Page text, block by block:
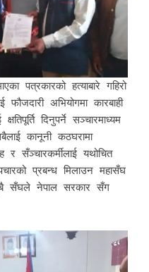
पत्रकारको हत्याबारे गहिरो
अभियोगमा कारबाही
दिनुपर्ने सञ्चारमाध्यम
कानूनी कठघरामा
र सँञ्चारकर्मीलाई यथोचित
प्रबन्ध मिलाउन महासँघ
सँघले नेपाल सरकार सँग